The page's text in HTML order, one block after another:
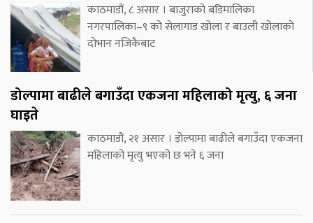
काठमाडौं, ८ असार । बाजुराको बडिमालिका
नगरपालिका–९ को सेलागाड खोला र बाउली खोलाको
दोभान नजिकैबाट
डोल्पामा बाढीले बगाउँदा एकजना महिलाको मृत्यु, ६ जना
घाइते
काठमाडौं, २१ असार । डोल्पामा बाढीले बगाउँदा एकजना
महिलाको मृत्यु भएको छ भने ६ जना